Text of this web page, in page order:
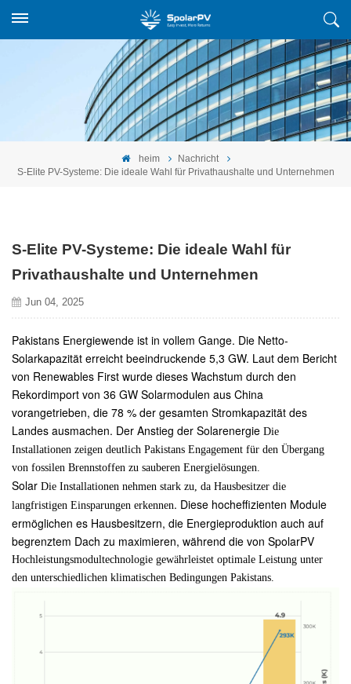
heim
Nachricht
S-Elite PV-Systeme: Die ideale Wahl für Privathaushalte und Unternehmen
S-Elite PV-Systeme: Die ideale Wahl für
Privathaushalte und Unternehmen
Jun 04, 2025
Pakistans Energiewende ist in vollem Gange. Die Netto-
Solarkapazität erreicht beeindruckende 5,3 GW. Laut dem Bericht
von Renewables First wurde dieses Wachstum durch den
Rekordimport von 36 GW Solarmodulen aus China
vorangetrieben, die 78 % der gesamten Stromkapazität des
Landes ausmachen. Der Anstieg der Solarenergie Die
Installationen zeigen deutlich Pakistans Engagement für den Übergang
von fossilen Brennstoffen zu sauberen Energielösungen.
Solar Die Installationen nehmen stark zu, da Hausbesitzer die
langfristigen Einsparungen erkennen. Diese hocheffizienten Module
ermöglichen es Hausbesitzern, die Energieproduktion auch auf
begrenztem Dach zu maximieren, während die von SpolarPV
Hochleistungsmodultechnologie gewährleistet optimale Leistung unter
den unterschiedlichen klimatischen Bedingungen Pakistans.